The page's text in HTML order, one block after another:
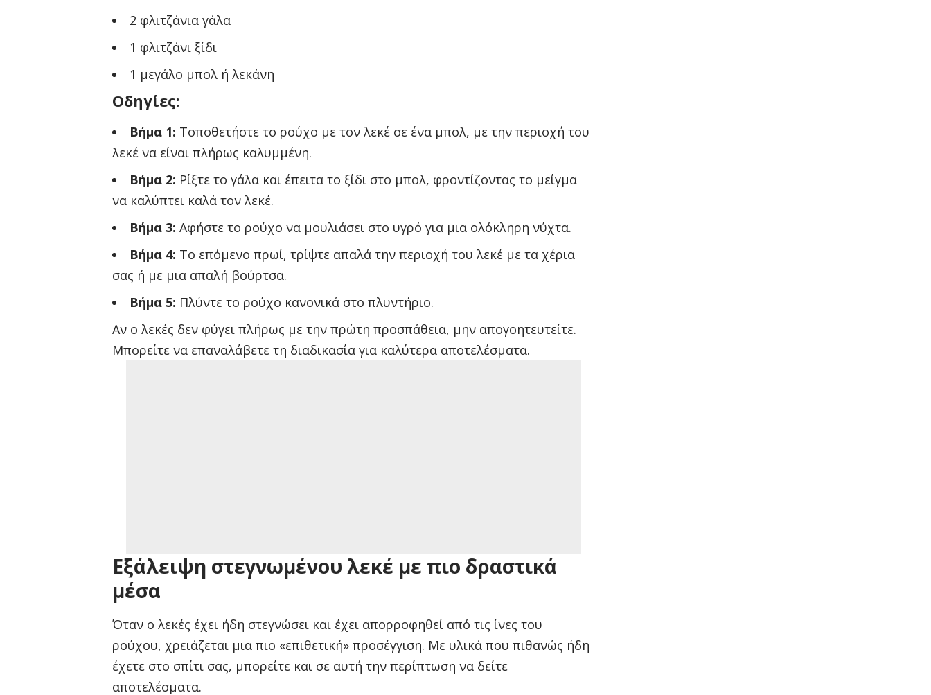
2 φλιτζάνια γάλα
1 φλιτζάνι ξίδι
1 μεγάλο μπολ ή λεκάνη
Οδηγίες:
Βήμα 1: Τοποθετήστε το ρούχο με τον λεκέ σε ένα μπολ, με την περιοχή του
λεκέ να είναι πλήρως καλυμμένη.
Βήμα 2: Ρίξτε το γάλα και έπειτα το ξίδι στο μπολ, φροντίζοντας το μείγμα
να καλύπτει καλά τον λεκέ.
Βήμα 3: Αφήστε το ρούχο να μουλιάσει στο υγρό για μια ολόκληρη νύχτα.
Βήμα 4: Το επόμενο πρωί, τρίψτε απαλά την περιοχή του λεκέ με τα χέρια
σας ή με μια απαλή βούρτσα.
Βήμα 5: Πλύντε το ρούχο κανονικά στο πλυντήριο.
Αν ο λεκές δεν φύγει πλήρως με την πρώτη προσπάθεια, μην απογοητευτείτε.
Μπορείτε να επαναλάβετε τη διαδικασία για καλύτερα αποτελέσματα.
Εξάλειψη στεγνωμένου λεκέ με πιο δραστικά
μέσα
Όταν ο λεκές έχει ήδη στεγνώσει και έχει απορροφηθεί από τις ίνες του
ρούχου, χρειάζεται μια πιο «επιθετική» προσέγγιση. Με υλικά που πιθανώς ήδη
έχετε στο σπίτι σας, μπορείτε και σε αυτή την περίπτωση να δείτε
αποτελέσματα.